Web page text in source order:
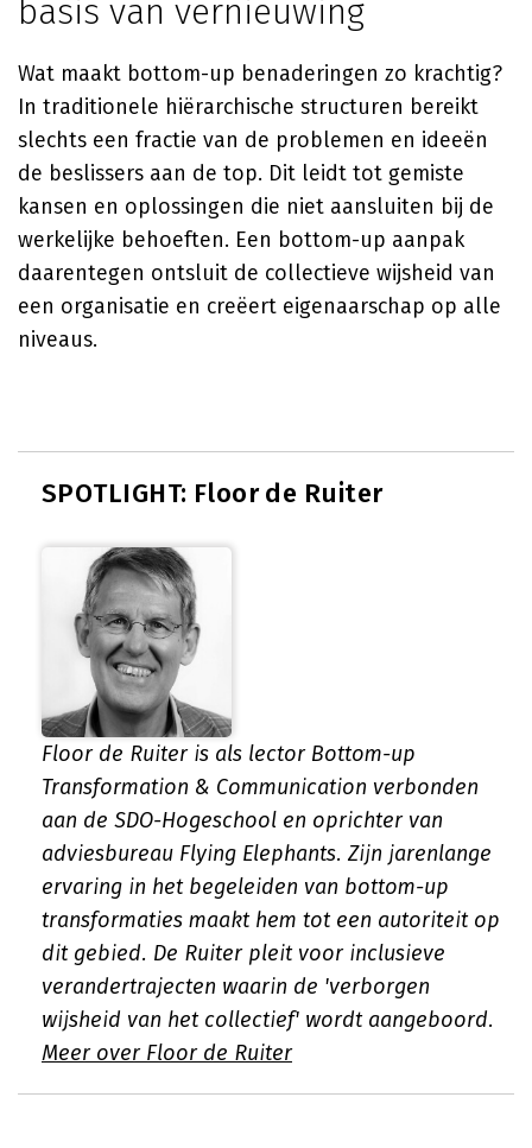
basis van vernieuwing
Wat maakt bottom-up benaderingen zo krachtig?
In traditionele hiërarchische structuren bereikt
slechts een fractie van de problemen en ideeën
de beslissers aan de top. Dit leidt tot gemiste
kansen en oplossingen die niet aansluiten bij de
werkelijke behoeften. Een bottom-up aanpak
daarentegen ontsluit de collectieve wijsheid van
een organisatie en creëert eigenaarschap op alle
niveaus.
SPOTLIGHT: Floor de Ruiter
Floor de Ruiter is als lector Bottom-up
Transformation & Communication verbonden
aan de SDO-Hogeschool en oprichter van
adviesbureau Flying Elephants. Zijn jarenlange
ervaring in het begeleiden van bottom-up
transformaties maakt hem tot een autoriteit op
dit gebied. De Ruiter pleit voor inclusieve
verandertrajecten waarin de 'verborgen
wijsheid van het collectief' wordt aangeboord.
Meer over Floor de Ruiter